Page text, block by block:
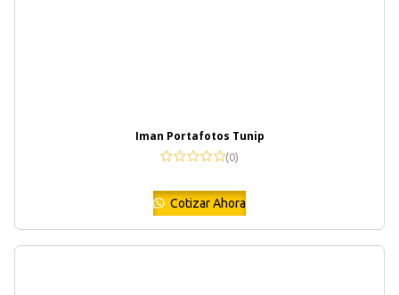
Iman Portafotos Tunip
(0)
Cotizar Ahora